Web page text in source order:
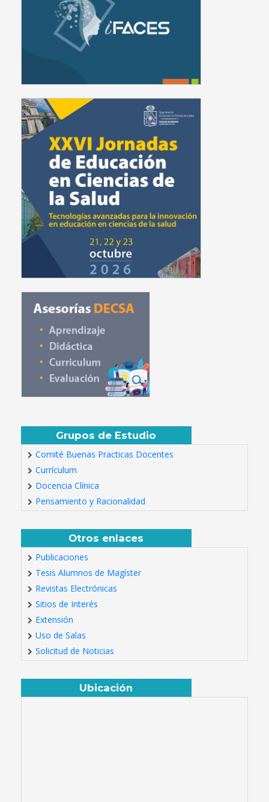
Grupos de Estudio
Comité Buenas Practicas Docentes
Currículum
Docencia Clínica
Pensamiento y Racionalidad
Otros enlaces
Publicaciones
Tesis Alumnos de Magíster
Revistas Electrónicas
Sitios de Interés
Extensión
Uso de Salas
Solicitud de Noticias
Ubicación